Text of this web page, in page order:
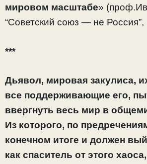
мировом масштабе»
“Советский союз — не Россия”,
***
Дьявол, мировая закулиса,
все поддерживающие его,
ввергнуть весь мир в
Из которого, по
конечном итоге и должен
как спаситель от этого